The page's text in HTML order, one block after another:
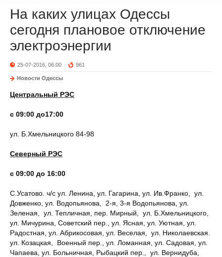
На каких улицах Одессы
сегодня плановое отключение
электроэнергии
25-07-2016, 06:00 961
Новости Одессы
Центральный РЭС
с 09:00 до17:00
ул. Б.Хмельницкого 84-98
Северный РЭС
с 09:00 до 16:00
С.Усатово. ч/с ул. Ленина, ул. Гагарина, ул. Ив.Франко, ул.
Довженко, ул. Водопьянова, 2-я, 3-я Водопьянова, ул.
Зеленая, ул. Тепличная, пер. Мирный, ул. Б.Хмельницкого,
ул. Мичурина, Советский пер., ул. Ясная, ул. Уютная, ул.
Радостная, ул. Абрикосовая, ул. Веселая, ул. Николаевская.
ул. Козацкая, Военный пер., ул. Ломанная, ул. Садовая, ул.
Чапаева, ул. Больничная, Рыбацкий пер., ул. Вернидуба,